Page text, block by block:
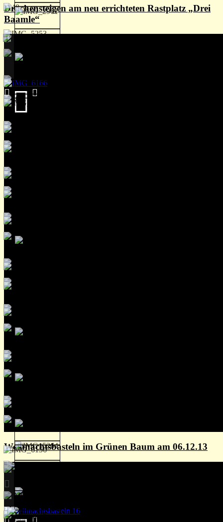
Drachensteigen am neu errichteten Rastplatz „Drei
Baamle“
Weihnachtsbasteln im Grünen Baum am 06.12.13